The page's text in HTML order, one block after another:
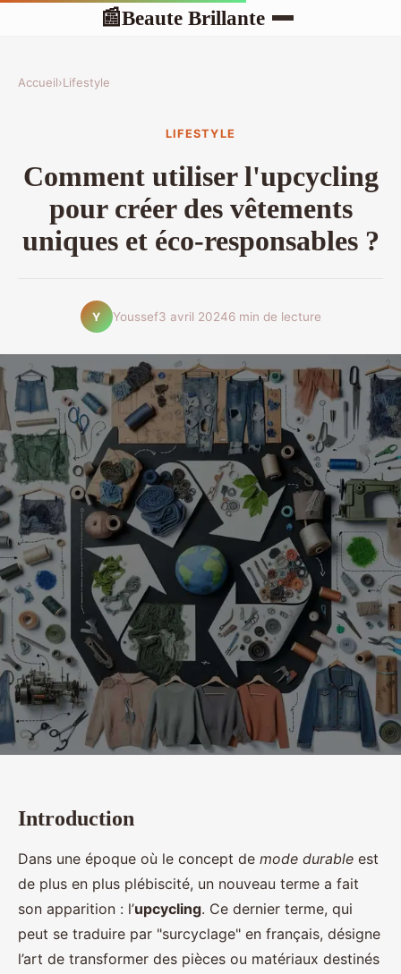
📰Beaute Brillante
Accueil›Lifestyle
LIFESTYLE
Comment utiliser l'upcycling
pour créer des vêtements
uniques et éco-responsables ?
Y Youssef3 avril 20246 min de lecture
Introduction
Dans une époque où le concept de mode durable est
de plus en plus plébiscité, un nouveau terme a fait
son apparition : l’upcycling. Ce dernier terme, qui
peut se traduire par "surcyclage" en français, désigne
l’art de transformer des pièces ou matériaux destinés